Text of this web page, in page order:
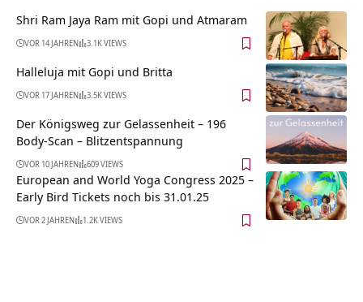
Shri Ram Jaya Ram mit Gopi und Atmaram
VOR 14 JAHREN 3.1K VIEWS
Halleluja mit Gopi und Britta
VOR 17 JAHREN 3.5K VIEWS
Der Königsweg zur Gelassenheit – 196
Body-Scan – Blitzentspannung
VOR 10 JAHREN 609 VIEWS
European and World Yoga Congress 2025 –
Early Bird Tickets noch bis 31.01.25
VOR 2 JAHREN 1.2K VIEWS